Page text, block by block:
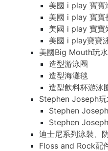
美國 i play 寶寶
美國 i play 寶寶
美國 i play 寶寶
美國 i play寶寶
美國Big Mouth玩
造型游泳圈
造型海灘毯
造型飲料杯游泳
Stephen Joseph玩
Stephen
Stephen
迪士尼系列泳裝、
Floss and Rock配